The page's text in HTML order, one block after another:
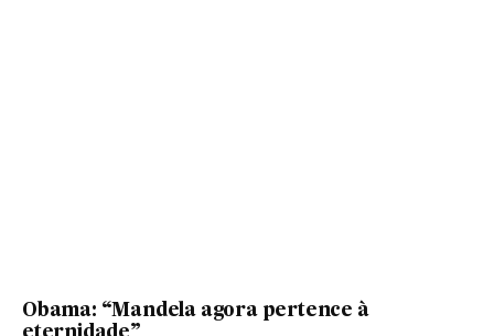
Obama: “Mandela agora pertence à